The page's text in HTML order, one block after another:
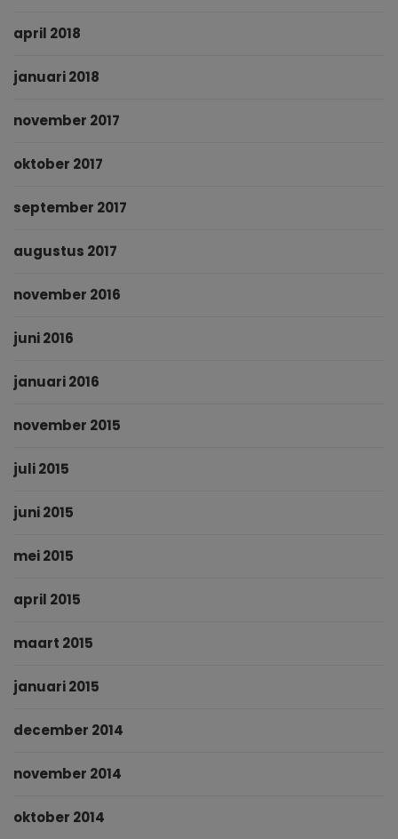
april 2018
januari 2018
november 2017
oktober 2017
september 2017
augustus 2017
november 2016
juni 2016
januari 2016
november 2015
juli 2015
juni 2015
mei 2015
april 2015
maart 2015
januari 2015
december 2014
november 2014
oktober 2014